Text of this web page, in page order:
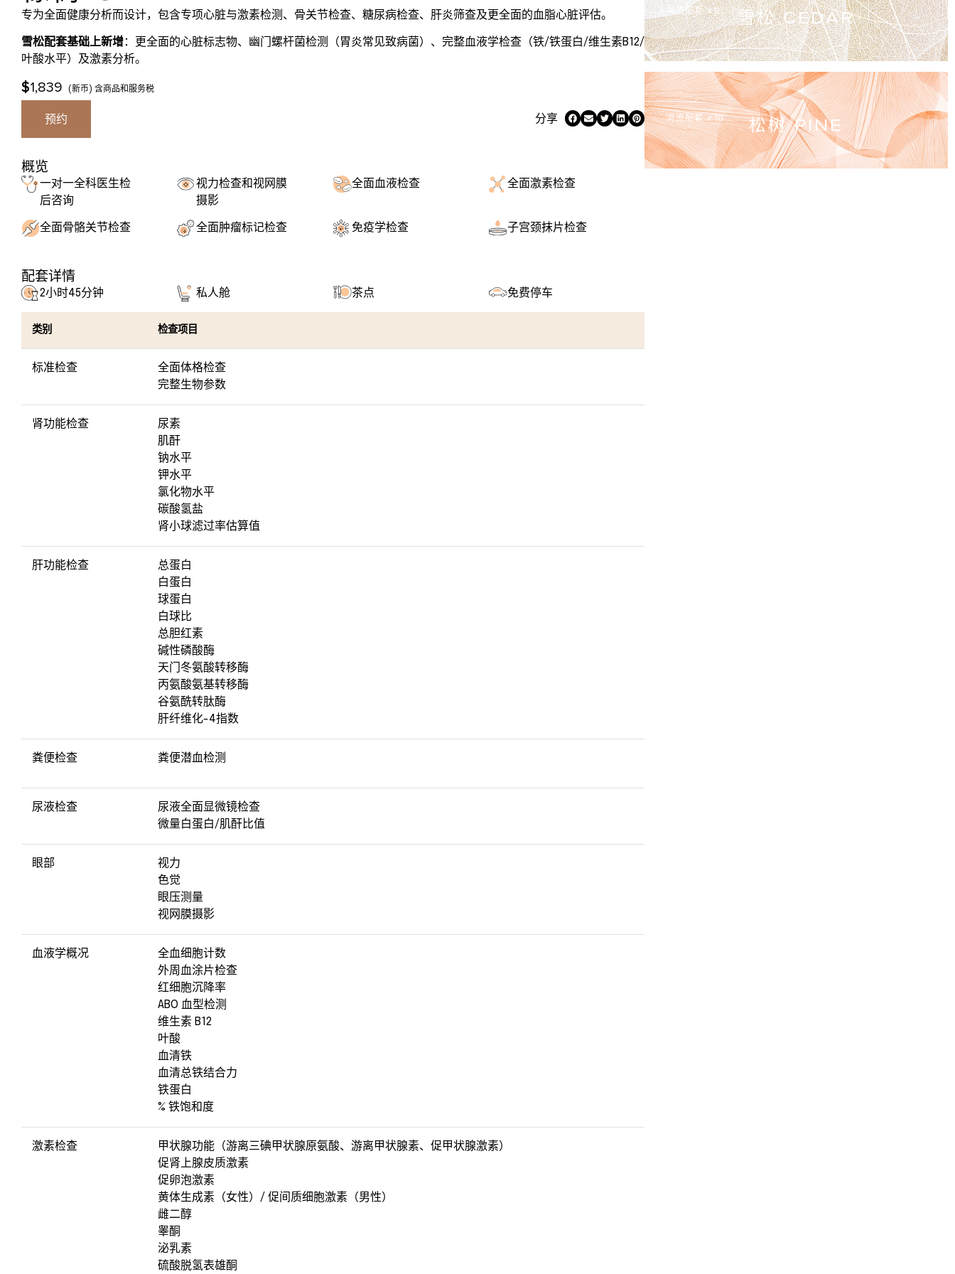
专为全面健康分析而设计，包含专项心脏与激素检测、骨关节检查、糖尿病检查、肝炎筛查及更全面的血脂心脏评估。
雪松配套基础上新增：更全面的心脏标志物、幽门螺杆菌检测（胃炎常见致病菌）、完整血液学检查（铁/铁蛋白/维生素B12/
叶酸水平）及激素分析。
$1,839 (新币) 含商品和服务税
预约 分享
概览
一对一全科医生检
后咨询
视力检查和视网膜
摄影
全面血液检查 全面激素检查
全面骨骼关节检查 全面肿瘤标记检查 免疫学检查 子宫颈抹片检查
配套详情
2小时45分钟 私人舱 茶点 免费停车
标准检查
全面体格检查
完整生物参数
肾功能检查
尿素
肌酐
钠水平
钾水平
氯化物水平
碳酸氢盐
肾小球滤过率估算值
肝功能检查
总蛋白
白蛋白
球蛋白
白球比
总胆红素
碱性磷酸酶
天门冬氨酸转移酶
丙氨酸氨基转移酶
谷氨酰转肽酶
肝纤维化-4指数
粪便检查 粪便潜血检测
尿液检查
尿液全面显微镜检查
微量白蛋白/肌酐比值
眼部
视力
色觉
眼压测量
视网膜摄影
血液学概况
全血细胞计数
外周血涂片检查
红细胞沉降率
ABO 血型检测
维生素 B12
叶酸
血清铁
血清总铁结合力
铁蛋白
% 铁饱和度
激素检查
甲状腺功能（游离三碘甲状腺原氨酸、游离甲状腺素、促甲状腺激素）
促肾上腺皮质激素
促卵泡激素
黄体生成素（女性）/ 促间质细胞激素（男性）
雌二醇
睾酮
泌乳素
硫酸脱氢表雄酮
浏览配套 #8 雪松 CEDAR
浏览配套 #10 松树 PINE